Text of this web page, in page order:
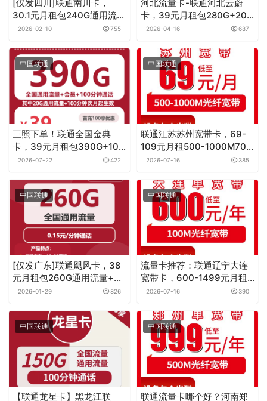
[仅发四川]联通南川卡，
30.1元月租包240G通用流量
+200分钟通话
2026-02-10 755
河北流量卡-联通河北云蔚
卡，39元月租包280G+200
分钟
2026-04-16 687
中国联通
三照下单！联通全国金典
卡，39元月租包390G+100
分钟+会员
2026-07-22 422
中国联通
联通江苏苏州宽带卡，69-
109元月租500-1000M70-
120G+300-550分钟融合宽
2026-07-16 385
中国联通
[仅发广东]联通飓风卡，38
元月租包260G通用流量+通
话0.15元月租/分钟
2026-01-29 826
中国联通
流量卡推荐：联通辽宁大连
宽带卡，600-1499元月租
100M包1-4年单宽带套餐
2026-07-16 390
中国联通
【联通龙星卡】黑龙江联
中国联通
联通流量卡哪个好？河南郑